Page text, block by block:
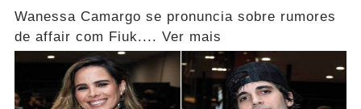
Wanessa Camargo se pronuncia sobre rumores
de affair com Fiuk.... Ver mais